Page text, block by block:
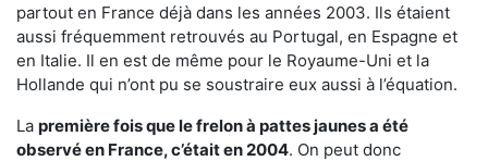
partout en France déjà dans les années 2003. Ils étaient
aussi fréquemment retrouvés au Portugal, en Espagne et
en Italie. Il en est de même pour le Royaume-Uni et la
Hollande qui n’ont pu se soustraire eux aussi à l’équation.
La première fois que le frelon à pattes jaunes a été
observé en France, c’était en 2004. On peut donc